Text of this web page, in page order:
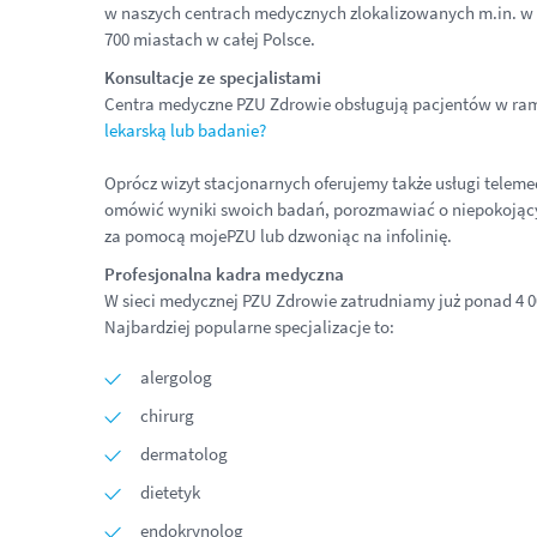
w naszych centrach medycznych zlokalizowanych m.in.
700 miastach w całej Polsce.
Konsultacje ze specjalistami
Centra medyczne PZU Zdrowie obsługują pacjentów w
lekarską lub badanie?
Oprócz wizyt stacjonarnych oferujemy także usługi
omówić wyniki swoich badań, porozmawiać o
za pomocą mojePZU lub dzwoniąc na infolinię.
Profesjonalna kadra medyczna
W sieci medycznej PZU Zdrowie zatrudniamy już ponad
Najbardziej popularne specjalizacje to:
alergolog
chirurg
dermatolog
dietetyk
endokrynolog